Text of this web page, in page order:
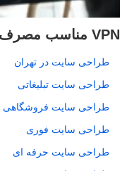
VPN مناسب مصرف روزانه بدون قطعی
طراحی سایت در تهران
طراحی سایت تبلیغاتی
طراحی سایت فروشگاهی
طراحی سایت فوری
طراحی سایت حرفه ای